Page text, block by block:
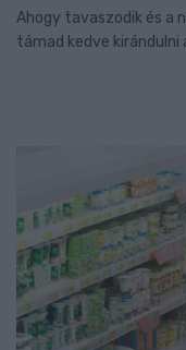
Ahogy tavaszodik és a
támad kedve